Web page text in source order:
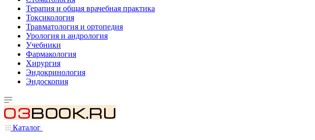
Терапия и общая врачебная практика
Токсикология
Травматология и ортопедия
Урология и андрология
Учебники
Фармакология
Хирургия
Эндокринология
Эндоскопия
Каталог